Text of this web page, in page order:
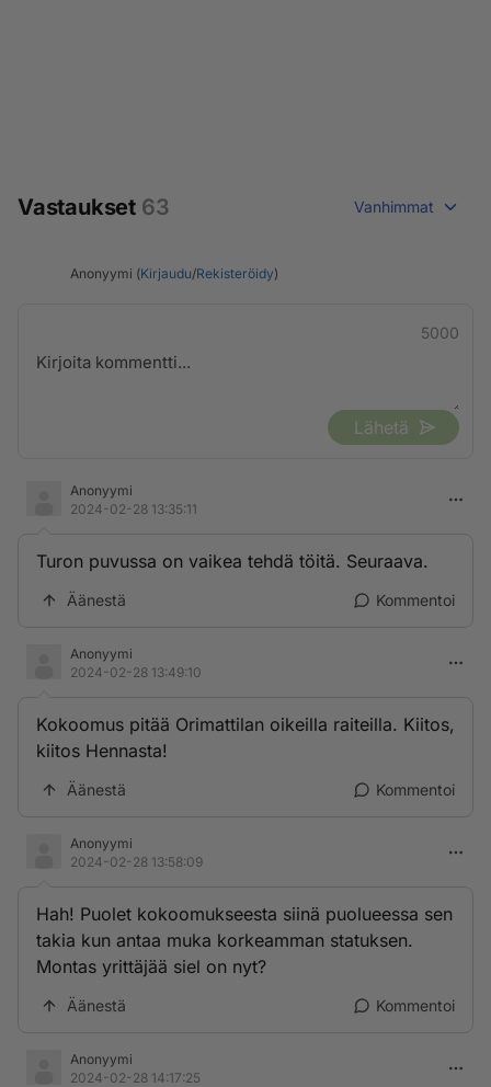
Vastaukset 63 Vanhimmat
Anonyymi (Kirjaudu/Rekisteröidy)
5000
Lähetä
Anonyymi
2024-02-28 13:35:11
Turon puvussa on vaikea tehdä töitä. Seuraava.
Äänestä Kommentoi
Anonyymi
2024-02-28 13:49:10
Kokoomus pitää Orimattilan oikeilla raiteilla. Kiitos,
kiitos Hennasta!
Äänestä Kommentoi
Anonyymi
2024-02-28 13:58:09
Hah! Puolet kokoomukseesta siinä puolueessa sen
takia kun antaa muka korkeamman statuksen.
Montas yrittäjää siel on nyt?
Äänestä Kommentoi
Anonyymi
2024-02-28 14:17:25